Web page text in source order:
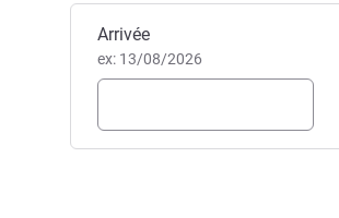
Réserver cet hôtel
Arrivée
ex: 13/08/2026